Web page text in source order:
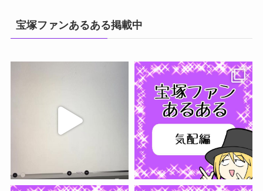
宝塚ファンあるある掲載中